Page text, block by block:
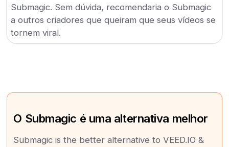
Submagic. Sem dúvida, recomendaria o Submagic
a outros criadores que queiram que seus vídeos se
tornem viral.
O Submagic é uma alternativa melhor
Submagic is the better alternative to VEED.IO &